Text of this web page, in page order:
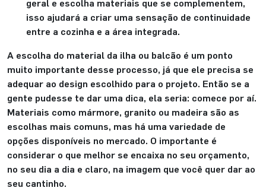
geral e escolha materiais que se complementem,
isso ajudará a criar uma sensação de continuidade
entre a cozinha e a área integrada.
A escolha do material da ilha ou balcão é um ponto
muito importante desse processo, já que ele precisa se
adequar ao design escolhido para o projeto. Então se a
gente pudesse te dar uma dica, ela seria: comece por aí.
Materiais como mármore, granito ou madeira são as
escolhas mais comuns, mas há uma variedade de
opções disponíveis no mercado. O importante é
considerar o que melhor se encaixa no seu orçamento,
no seu dia a dia e claro, na imagem que você quer dar ao
seu cantinho.